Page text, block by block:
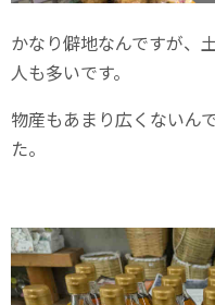
かなり僻地なんですが、
人も多いです。
物産もあまり広くないん
た。